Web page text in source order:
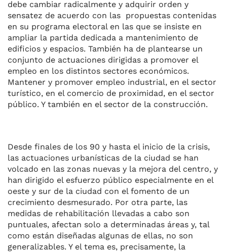
debe cambiar radicalmente y adquirir orden y
sensatez de acuerdo con las propuestas contenidas
en su programa electoral en las que se insiste en
ampliar la partida dedicada a mantenimiento de
edificios y espacios. También ha de plantearse un
conjunto de actuaciones dirigidas a promover el
empleo en los distintos sectores económicos.
Mantener y promover empleo industrial, en el sector
turístico, en el comercio de proximidad, en el sector
público. Y también en el sector de la construcción.
Desde finales de los 90 y hasta el inicio de la crisis,
las actuaciones urbanísticas de la ciudad se han
volcado en las zonas nuevas y la mejora del centro, y
han dirigido el esfuerzo público especialmente en el
oeste y sur de la ciudad con el fomento de un
crecimiento desmesurado. Por otra parte, las
medidas de rehabilitación llevadas a cabo son
puntuales, afectan solo a determinadas áreas y, tal
como están diseñadas algunas de ellas, no son
generalizables. Y el tema es, precisamente, la